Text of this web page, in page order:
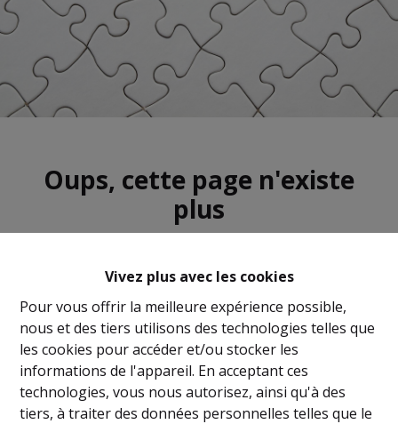
Vivez plus avec les cookies
Pour vous offrir la meilleure expérience possible,
nous et des tiers utilisons des technologies telles que
les cookies pour accéder et/ou stocker les
informations de l'appareil. En acceptant ces
technologies, vous nous autorisez, ainsi qu'à des
tiers, à traiter des données personnelles telles que le
Oups, cette page n'existe
plus
À Vendre À Louer